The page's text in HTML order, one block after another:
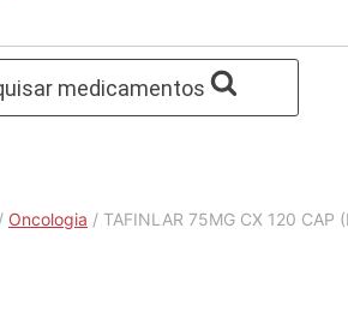
medicamentos
/ Oncologia / TAFINLAR 75MG CX 120 CAP